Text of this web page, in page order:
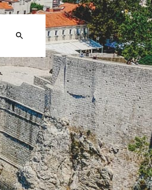
Pretraži: